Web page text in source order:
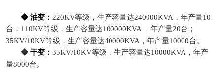
◆ 油变： 220KV等级，生产容量达240000KVA，年产量10
台；110KV等级，生产容量达100000KVA ，年产量20台；
35KV/10KV等级，生产容量达40000KVA，年产量10000台。
◆ 干变： 35KV/10KV等级，生产容量达10000KVA，年产
量8000台。